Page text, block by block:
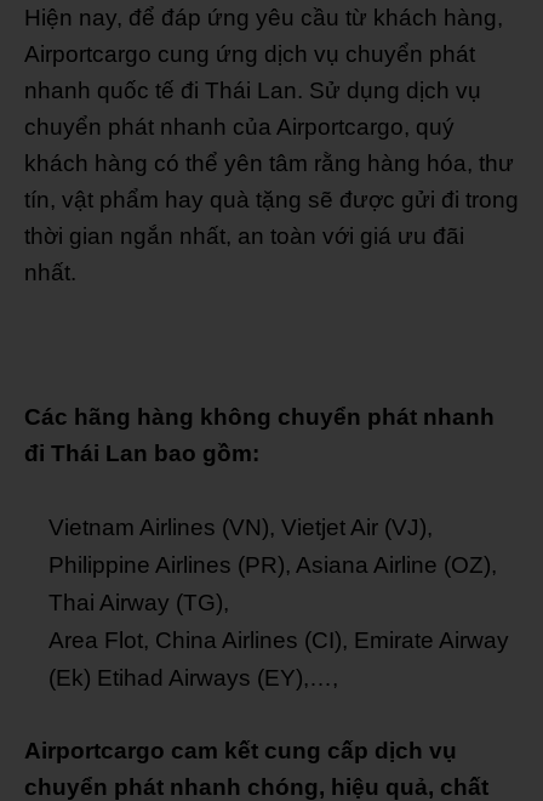
Hiện nay, để đáp ứng yêu cầu từ khách hàng,
Airportcargo cung ứng dịch vụ chuyển phát
nhanh quốc tế đi Thái Lan. Sử dụng dịch vụ
chuyển phát nhanh của Airportcargo, quý
khách hàng có thể yên tâm rằng hàng hóa, thư
tín, vật phẩm hay quà tặng sẽ được gửi đi trong
thời gian ngắn nhất, an toàn với giá ưu đãi
nhất.
Các hãng hàng không chuyển phát nhanh
đi Thái Lan bao gồm:
Vietnam Airlines (VN), Vietjet Air (VJ),
Philippine Airlines (PR), Asiana Airline (OZ),
Thai Airway (TG),
Area Flot, China Airlines (CI), Emirate Airway
(Ek) Etihad Airways (EY),…,
Airportcargo cam kết cung cấp dịch vụ
chuyển phát nhanh chóng, hiệu quả, chất